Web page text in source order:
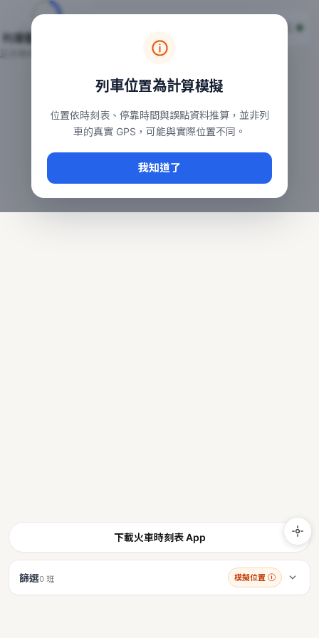
台鐵列車即時位置地圖
本頁顯示目前全台鐵運行中的列車位置，涵蓋自強、普悠瑪、
常用查詢：
、台中車站即時動態
台鐵即時動態
下載火車時刻表 App
篩選0 班 模擬位置 ⓘ
列車位置為計算模擬
位置依時刻表、停靠時間與誤點資料推算，並非列
車的真實 GPS，可能與實際位置不同。
我知道了
列車動態載入中…